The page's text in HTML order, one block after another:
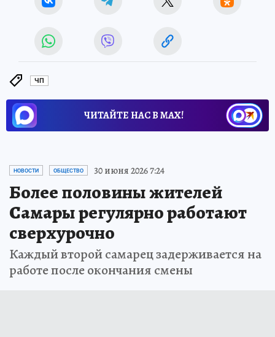
ЧП
ЧИТАЙТЕ НАС В МАХ!
НОВОСТИ ОБЩЕСТВО 30 июня 2026 7:24
Более половины жителей
Самары регулярно работают
сверхурочно
Каждый второй самарец задерживается на
работе после окончания смены